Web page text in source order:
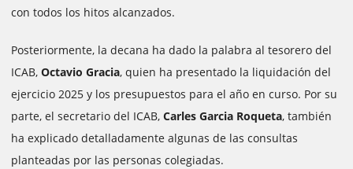
con todos los hitos alcanzados.
Posteriormente, la decana ha dado la palabra al tesorero del
ICAB, Octavio Gracia, quien ha presentado la liquidación del
ejercicio 2025 y los presupuestos para el año en curso. Por su
parte, el secretario del ICAB, Carles Garcia Roqueta, también
ha explicado detalladamente algunas de las consultas
planteadas por las personas colegiadas.